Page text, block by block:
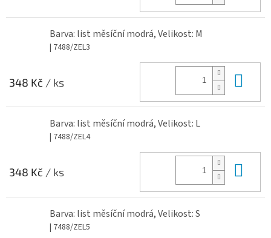
Barva: list měsíční modrá, Velikost: M
| 7488/ZEL3
348 Kč / ks
Barva: list měsíční modrá, Velikost: L
| 7488/ZEL4
348 Kč / ks
Barva: list měsíční modrá, Velikost: S
| 7488/ZEL5